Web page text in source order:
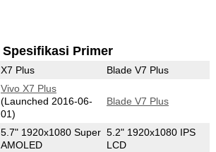
Spesifikasi Primer
X7 Plus Blade V7 Plus
Vivo X7 Plus
(Launched 2016-06-
01)
Blade V7 Plus
5.7" 1920x1080 Super
AMOLED
5.2" 1920x1080 IPS
LCD